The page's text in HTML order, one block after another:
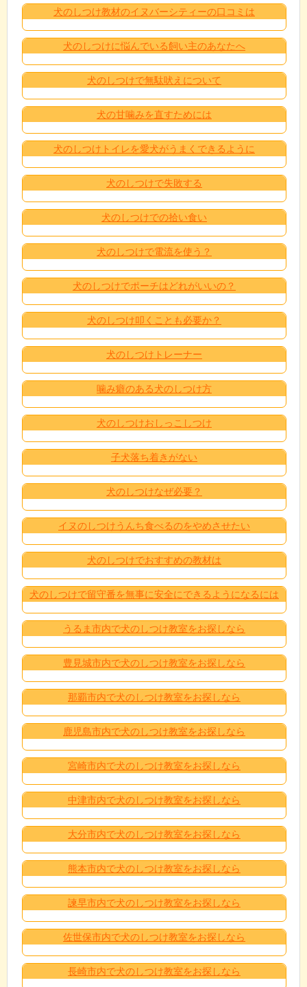
犬のしつけ教材のイヌバーシティーの口コミは
犬のしつけに悩んでいる飼い主のあなたへ
犬のしつけで無駄吠えについて
犬の甘噛みを直すためには
犬のしつけトイレを愛犬がうまくできるように
犬のしつけで失敗する
犬のしつけでの拾い食い
犬のしつけで電流を使う？
犬のしつけでポーチはどれがいいの？
犬のしつけ叩くことも必要か？
犬のしつけトレーナー
噛み癖のある犬のしつけ方
犬のしつけおしっこしつけ
子犬落ち着きがない
犬のしつけなぜ必要？
イヌのしつけうんち食べるのをやめさせたい
犬のしつけでおすすめの教材は
犬のしつけで留守番を無事に安全にできるようになるには
うるま市内で犬のしつけ教室をお探しなら
豊見城市内で犬のしつけ教室をお探しなら
那覇市内で犬のしつけ教室をお探しなら
鹿児島市内で犬のしつけ教室をお探しなら
宮崎市内で犬のしつけ教室をお探しなら
中津市内で犬のしつけ教室をお探しなら
大分市内で犬のしつけ教室をお探しなら
熊本市内で犬のしつけ教室をお探しなら
諫早市内で犬のしつけ教室をお探しなら
佐世保市内で犬のしつけ教室をお探しなら
長崎市内で犬のしつけ教室をお探しなら